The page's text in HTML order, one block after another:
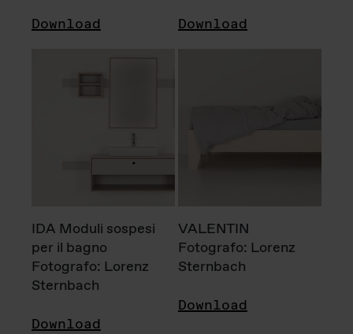
Download Download
IDA Moduli sospesi
per il bagno
Fotografo: Lorenz
Sternbach
Download
VALENTIN
Fotografo: Lorenz
Sternbach
Download